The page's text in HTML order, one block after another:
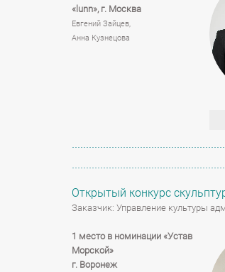
«lunn»,г. Москва
Евгений Зайцев,
Анна Кузнецова
Открытый конкурс
Заказчик: Управление культуры
1 место в номинации «Устав
Морской»
г. Воронеж